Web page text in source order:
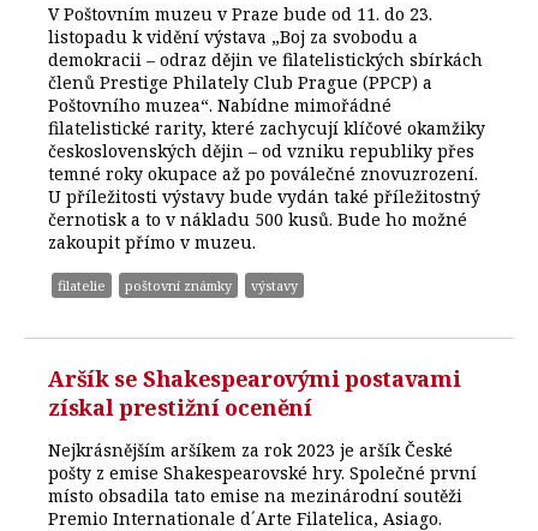
V Poštovním muzeu v Praze bude od 11. do 23.
listopadu k vidění výstava „Boj za svobodu a
demokracii – odraz dějin ve filatelistických sbírkách
členů Prestige Philately Club Prague (PPCP) a
Poštovního muzea“. Nabídne mimořádné
filatelistické rarity, které zachycují klíčové okamžiky
československých dějin – od vzniku republiky přes
temné roky okupace až po poválečné znovuzrození.
U příležitosti výstavy bude vydán také příležitostný
černotisk a to v nákladu 500 kusů. Bude ho možné
zakoupit přímo v muzeu.
filatelie poštovní známky výstavy
Aršík se Shakespearovými postavami
získal prestižní ocenění
Nejkrásnějším aršíkem za rok 2023 je aršík České
pošty z emise Shakespearovské hry. Společné první
místo obsadila tato emise na mezinárodní soutěži
Premio Internationale d´Arte Filatelica, Asiago.